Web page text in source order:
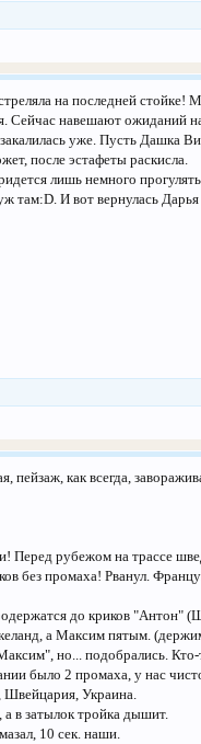
на последней
Сейчас навешают
уже. Пусть Дашка
после эстафеты раскисла.
лишь немного
там:D. И вот вернулась
пейзаж, как всегда,
Перед рубежом на трассе
без промаха! Рванул.
до криков "Антон"
а Максим пятым.
но... подобрались.
было 2 промаха, у нас
Швейцария, Украина.
в затылок тройка дышит.
10 сек. наши.